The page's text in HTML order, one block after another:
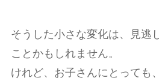
そうした小さな変化は、見逃
ことかもしれません。
けれど、お子さんにとっても